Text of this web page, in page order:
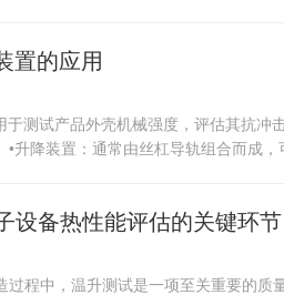
置的应用
于测试产品外壳机械强度，评估其抗
•升降装置：通常由丝杠导轨组合而成
设备热性能评估的关键环节
过程中，温升测试是一项至关重要的